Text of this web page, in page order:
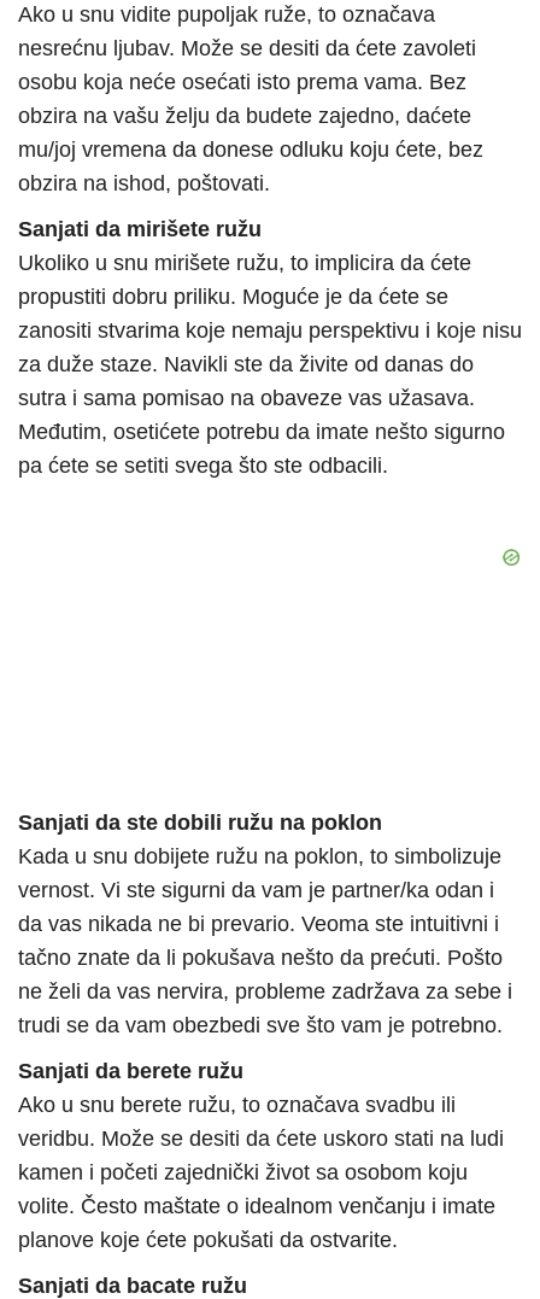
Ako u snu vidite pupoljak ruže, to označava
nesrećnu ljubav. Može se desiti da ćete zavoleti
osobu koja neće osećati isto prema vama. Bez
obzira na vašu želju da budete zajedno, daćete
mu/joj vremena da donese odluku koju ćete, bez
obzira na ishod, poštovati.
Sanjati da mirišete ružu
Ukoliko u snu mirišete ružu, to implicira da ćete
propustiti dobru priliku. Moguće je da ćete se
zanositi stvarima koje nemaju perspektivu i koje nisu
za duže staze. Navikli ste da živite od danas do
sutra i sama pomisao na obaveze vas užasava.
Međutim, osetićete potrebu da imate nešto sigurno
pa ćete se setiti svega što ste odbacili.
Sanjati da ste dobili ružu na poklon
Kada u snu dobijete ružu na poklon, to simbolizuje
vernost. Vi ste sigurni da vam je partner/ka odan i
da vas nikada ne bi prevario. Veoma ste intuitivni i
tačno znate da li pokušava nešto da prećuti. Pošto
ne želi da vas nervira, probleme zadržava za sebe i
trudi se da vam obezbedi sve što vam je potrebno.
Sanjati da berete ružu
Ako u snu berete ružu, to označava svadbu ili
veridbu. Može se desiti da ćete uskoro stati na ludi
kamen i početi zajednički život sa osobom koju
volite. Često maštate o idealnom venčanju i imate
planove koje ćete pokušati da ostvarite.
Sanjati da bacate ružu